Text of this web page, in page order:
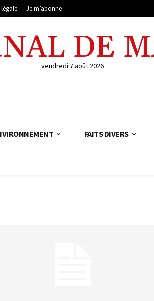
Je m’abonne
DE
vendredi 7 août 2026
FAITS DIVERS